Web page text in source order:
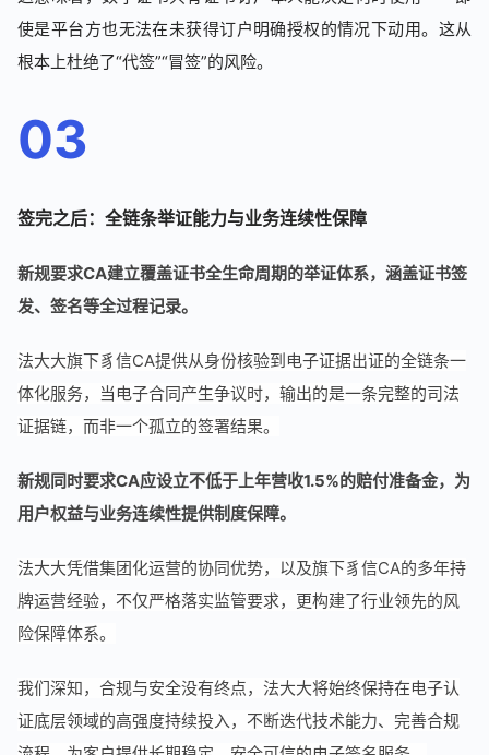
使是平台方也无法在未获得订户明确授权的情况下动用。这从
根本上杜绝了“代签”“冒签”的风险。
03
签完之后：全链条举证能力与业务连续性保障
新规要求CA建立覆盖证书全生命周期的举证体系，涵盖证书签
发、签名等全过程记录。
法大大旗下豸信CA提供从身份核验到电子证据出证的全链条一
体化服务，当电子合同产生争议时，输出的是一条完整的司法
证据链，而非一个孤立的签署结果。
新规同时要求CA应设立不低于上年营收1.5%的赔付准备金，为
用户权益与业务连续性提供制度保障。
法大大凭借集团化运营的协同优势，以及旗下豸信CA的多年持
牌运营经验，不仅严格落实监管要求，更构建了行业领先的风
险保障体系。
我们深知，合规与安全没有终点，法大大将始终保持在电子认
证底层领域的高强度持续投入，不断迭代技术能力、完善合规